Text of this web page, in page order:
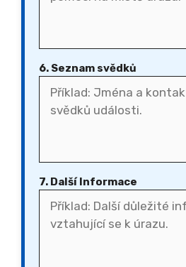
6. Seznam svědků
7. Další Informace